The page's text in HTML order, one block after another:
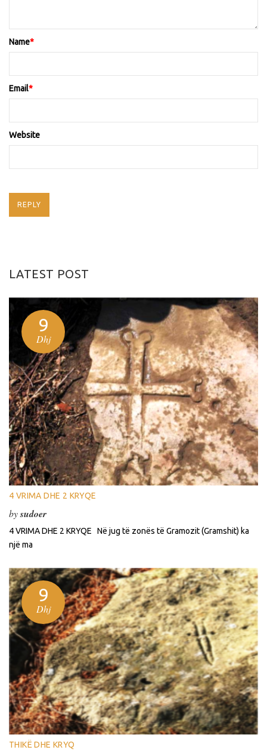
Name*
Email*
Website
REPLY
LATEST POST
9
Dhj
4 VRIMA DHE 2 KRYQE
bysudoer
4 VRIMA DHE 2 KRYQE Në jug të zonës të Gramozit (Gramshit) ka
një ma
9
Dhj
THIKË DHE KRYQ